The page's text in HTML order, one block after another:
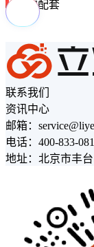
周边配套
联系我们
资讯中心
邮箱：
电话：400-833-
地址：北京市丰